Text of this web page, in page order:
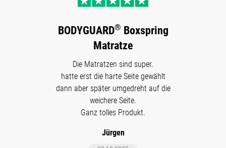
BODYGUARD® Boxspring
Matratze
Die Matratzen sind super.
hatte erst die harte Seite gewählt
dann aber später umgedreht auf die
weichere Seite.
Ganz tolles Produkt.
Jürgen